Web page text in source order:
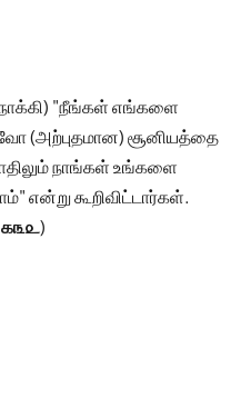
"நீங்கள் எங்களை
(அற்புதமான) சூனியத்தை
நாங்கள் உங்களை
என்று கூறிவிட்டார்கள்.
௧௩௨)